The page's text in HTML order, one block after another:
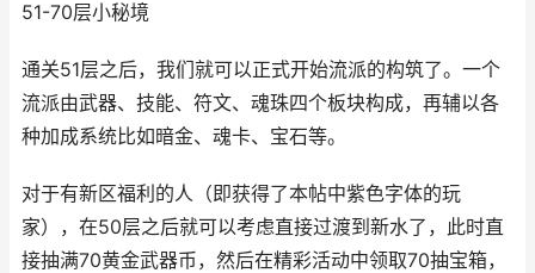
51-70层小秘境
通关51层之后，我们就可以正式开始流派的构筑了。一个
流派由武器、技能、符文、魂珠四个板块构成，再辅以各
种加成系统比如暗金、魂卡、宝石等。
对于有新区福利的人（即获得了本帖中紫色字体的玩
家），在50层之后就可以考虑直接过渡到新水了，此时直
接抽满70黄金武器币，然后在精彩活动中领取70抽宝箱，